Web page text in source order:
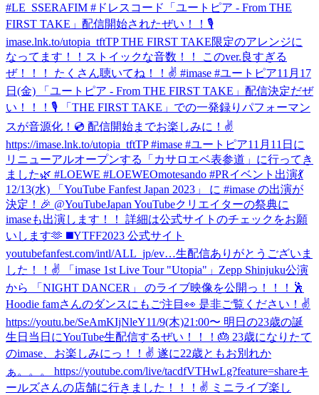
#LE_SSERAFIM #ドレスコード
「ユートピア - From THE
FIRST TAKE」配信開始されたぜい！！🎙
imase.lnk.to/utopia_tftTP THE FIRST TAKE限定のアレンジに
なってます！！ストイックな音数！！ このver.良すぎる
ぜ！！！ たくさん聴いてね！！✌️ #imase #ユートピア11月17
日(金) 「ユートピア - From THE FIRST TAKE」配信決定だぜ
い！！！🎙 「THE FIRST TAKE」での一発録りパフォーマン
スが音源化！💿 配信開始までお楽しみに！✌️
https://imase.lnk.to/utopia_tftTP #imase #ユートピア11月11日に
リニューアルオープンする「カサロエベ表参道」に行ってき
ました🌿 #LOEWE #LOEWEOmotesando #PRイベント出演💃
12/13(水) 「YouTube Fanfest Japan 2023」 に #imase の出演が
決定！🎉 @YouTubeJapan YouTubeクリエイターの祭典に
imaseも出演します！！ 詳細は公式サイトのチェックをお願
いします🫶 ◼️YTFF2023 公式サイト
youtubefanfest.com/intl/ALL_jp/ev…生配信ありがとうございま
した！！✌️ 「imase 1st Live Tour "Utopia"」Zepp Shinjuku公演
から 「NIGHT DANCER」 のライブ映像を公開っ！！！🕺
Hoodie famさんのダンスにもご注目👀 是非ご覧ください！✌️
https://youtu.be/SeAmKIjNleY11/9(木)21:00〜 明日の23歳の誕
生日当日にYouTube生配信するぜい！！！🎂 23歳になりたて
のimase、お楽しみにっ！！✌️ 遂に22歳ともお別れか
ぁ。。。 https://youtube.com/live/tacdfVTHwLg?feature=shareキ
ールズさんの店舗に行きました！！！✌️ ミニライブ楽し